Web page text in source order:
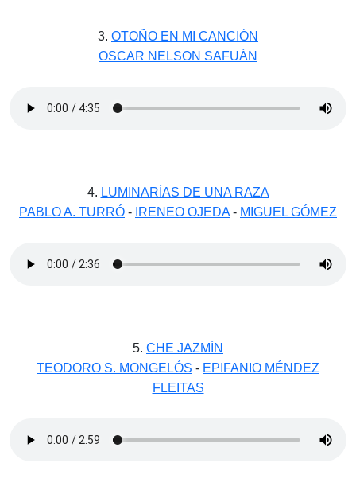
3. OTOÑO EN MI CANCIÓN
OSCAR NELSON SAFUÁN
4. LUMINARÍAS DE UNA RAZA
PABLO A. TURRÓ - IRENEO OJEDA- MIGUEL GÓMEZ
5. CHE JAZMÍN
TEODORO S. MONGELÓS - EPIFANIO MÉNDEZ
FLEITAS